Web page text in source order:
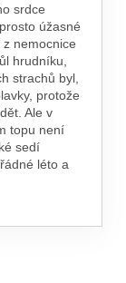
srdce
úžasné
nemocnice
hrudníku,
strachů byl,
protože
Ale v
topu není
sedí
léto a